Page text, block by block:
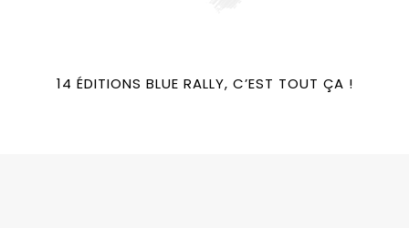
14 ÉDITIONS BLUE RALLY, C’EST TOUT ÇA !